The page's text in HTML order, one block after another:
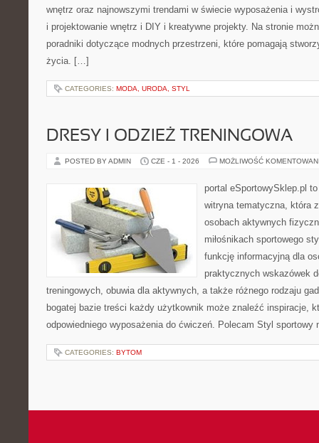
wnętrz oraz najnowszymi trendami w świecie wyposażenia i
i projektowanie wnętrz i DIY i kreatywne projekty. Na stronie
poradniki dotyczące modnych przestrzeni, które pomagają
życia. […]
CATEGORIES: MODA, URODA, STYL
DRESY I ODZIEŻ TRENINGOWA
POSTED BY ADMIN CZE - 1 - 2026 MOŻLIWOŚĆ
portal eSportowySklep.pl
witryna tematyczna, która
osobach aktywnych
miłośnikach sportowego
funkcję informacyjną dla
praktycznych wskazówek
treningowych, obuwia dla aktywnych, a także różnego rodzaju
bogatej bazie treści każdy użytkownik może znaleźć inspiracje,
odpowiedniego wyposażenia do ćwiczeń. Polecam Styl
CATEGORIES: BYTOM